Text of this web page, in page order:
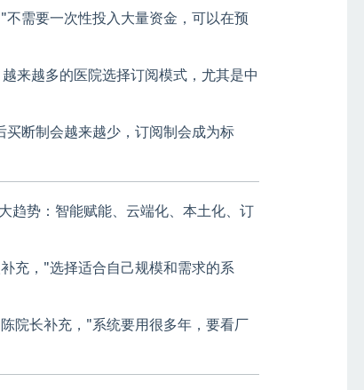
需要一次性投入大量资金，可以在预
来越多的医院选择订阅模式，尤其是中
断制会越来越少，订阅制会成为标
趋势：智能赋能、云端化、本土化、订
充，"选择适合自己规模和需求的系
院长补充，"系统要用很多年，要看厂